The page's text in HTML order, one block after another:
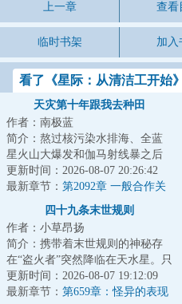
上一章 查看
临时书架 加入
看了《星际：从清洁工开始
天灾第十年跟我去种田
作者：南极蓝
简介：熬过核污染水排海、全蓝
星火山大爆发和伽马射线暴之后
的天灾第十年，夏青昂首挺胸走
出安全区。谁都...
更新时间：2026-08-07 20:26:42
最新章节： 第2092章 一般合作关
四十九条末世规则
作者：小草昂扬
简介：携带着末世规则的神秘存
在“盗火者”突然降临在天水星。只
有通过全部四十九条末世规则考
验的人类，...
更新时间：2026-08-07 19:12:09
最新章节： 第659章：怪异的表现